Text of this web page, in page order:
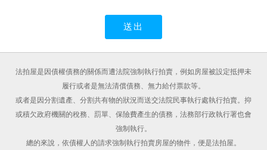
法拍屋是因債權債務的關係而遭法院強制執行拍賣，例如房屋被設定抵押未
履行或者是無法清償債務、無力給付票款等。
或者是因分割遺產、分割共有物的狀況而送交法院民事執行處執行拍賣。抑
或積欠政府機關的稅務、罰單、保險費產生的債務，法務部行政執行署也會
強制執行。
總的來說，依債權人的請求強制執行拍賣房屋的物件，便是法拍屋。